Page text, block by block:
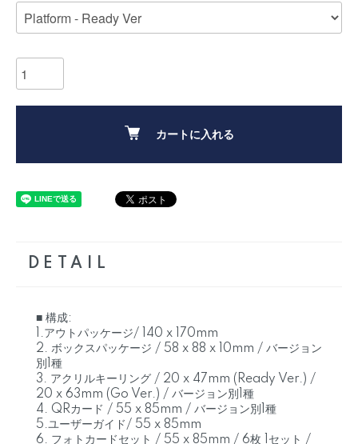
カートに入れる
DETAIL
■ 構成:
1.アウトパッケージ/ 140 x 170mm
2. ボックスパッケージ / 58 x 88 x 10mm / バージョン
別1種
3. アクリルキーリング / 20 x 47mm (Ready Ver.) /
20 x 63mm (Go Ver.) / バージョン別1種
4. QRカード / 55 x 85mm / バージョン別1種
5.ユーザーガイド/ 55 x 85mm
6. フォトカードセット / 55 x 85mm / 6枚 1セット /